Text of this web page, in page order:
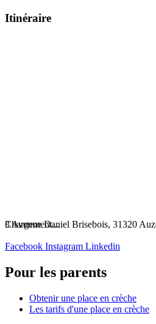
Itinéraire
Chargement...
3 Avenue Daniel Brisebois, 31320
Facebook Instagram Linkedin
Pour les parents
Obtenir une place en crèche
Les tarifs d'une place en crèche